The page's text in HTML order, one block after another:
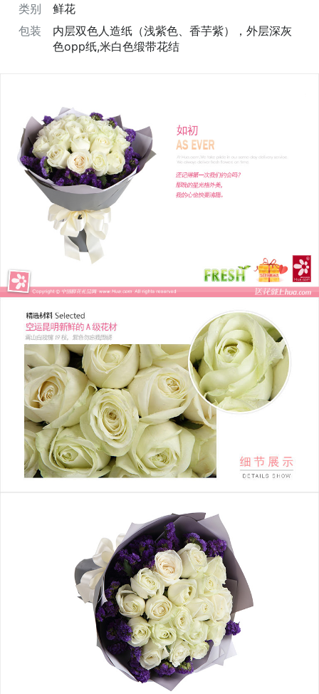
类别
鲜花
包装
内层双色人造纸（浅紫色、香芋紫），外层深灰
色opp纸,米白色缎带花结